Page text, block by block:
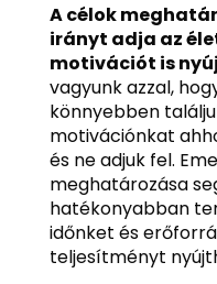
A célok
irányt adja az
motivációt is
vagyunk azzal,
könnyebben
motivációnkat
és ne adjuk fel.
meghatározása
hatékonyabban
időnket és
teljesítményt